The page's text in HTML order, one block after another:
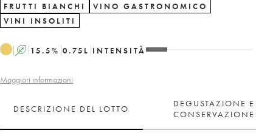
FRUTTI BIANCHI
VINO GASTRONOMICO
VINI INSOLITI
A 15.5% 0.75 L INTENSITÀ
Maggiori informazioni
DESCRIZIONE DEL LOTTO
DEGUSTAZIONE E
CONSERVAZIONE